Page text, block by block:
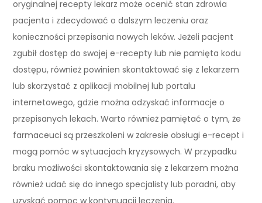
oryginalnej recepty lekarz może ocenić stan zdrowia
pacjenta i zdecydować o dalszym leczeniu oraz
konieczności przepisania nowych leków. Jeżeli pacjent
zgubił dostęp do swojej e-recepty lub nie pamięta kodu
dostępu, również powinien skontaktować się z lekarzem
lub skorzystać z aplikacji mobilnej lub portalu
internetowego, gdzie można odzyskać informacje o
przepisanych lekach. Warto również pamiętać o tym, że
farmaceuci są przeszkoleni w zakresie obsługi e-recept i
mogą pomóc w sytuacjach kryzysowych. W przypadku
braku możliwości skontaktowania się z lekarzem można
również udać się do innego specjalisty lub poradni, aby
uzyskać pomoc w kontynuacji leczenia.